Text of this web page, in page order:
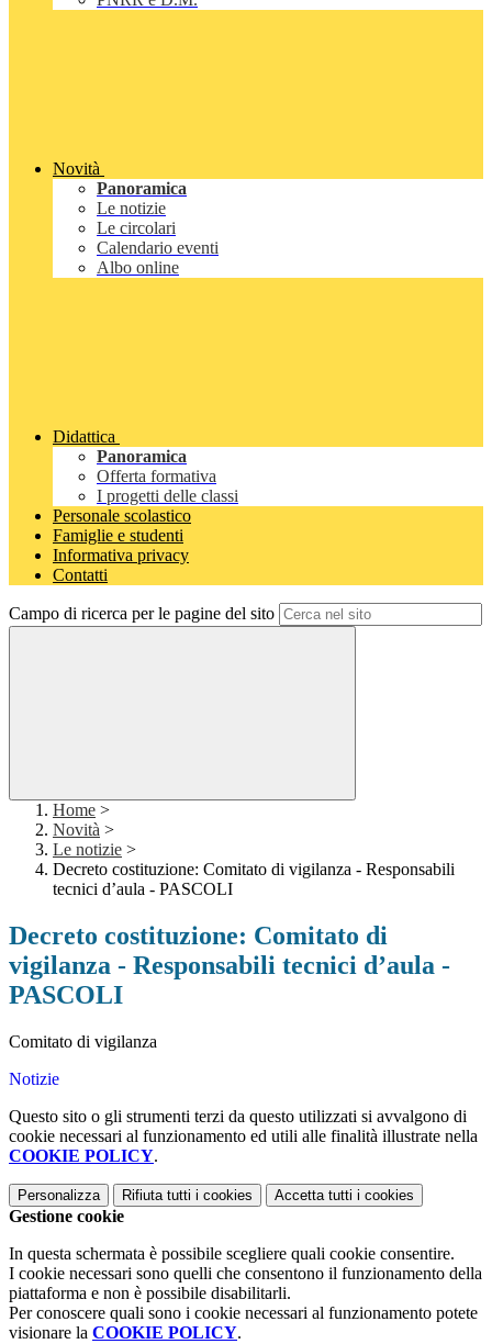
Novità
Panoramica
Le notizie
Le circolari
Calendario eventi
Albo online
Didattica
Panoramica
Offerta formativa
I progetti delle classi
Personale scolastico
Famiglie e studenti
Informativa privacy
Contatti
Campo di ricerca per le pagine del sito
Home >
Novità >
Le notizie >
Decreto costituzione: Comitato di vigilanza - Responsabili
tecnici d’aula - PASCOLI
Decreto costituzione: Comitato di
vigilanza - Responsabili tecnici d’aula -
PASCOLI
Comitato di vigilanza
Notizie
Questo sito o gli strumenti terzi da questo utilizzati si avvalgono di
cookie necessari al funzionamento ed utili alle finalità illustrate nella
COOKIE POLICY.
Personalizza Rifiuta tutti i cookies Accetta tutti i cookies
Gestione cookie
In questa schermata è possibile scegliere quali cookie consentire.
I cookie necessari sono quelli che consentono il funzionamento della
piattaforma e non è possibile disabilitarli.
Per conoscere quali sono i cookie necessari al funzionamento potete
visionare la COOKIE POLICY.